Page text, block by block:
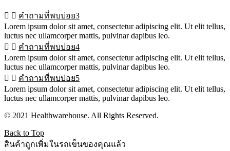
คำถามที่พบบ่อย3
Lorem ipsum dolor sit amet, consectetur adipiscing elit. Ut elit tellus,
luctus nec ullamcorper mattis, pulvinar dapibus leo.
คำถามที่พบบ่อย4
Lorem ipsum dolor sit amet, consectetur adipiscing elit. Ut elit tellus,
luctus nec ullamcorper mattis, pulvinar dapibus leo.
คำถามที่พบบ่อย5
Lorem ipsum dolor sit amet, consectetur adipiscing elit. Ut elit tellus,
luctus nec ullamcorper mattis, pulvinar dapibus leo.
© 2021 Healthwarehouse. All Rights Reserved.
Back to Top
สินค้าถูกเพิ่มในรถเข็นของคุณแล้ว